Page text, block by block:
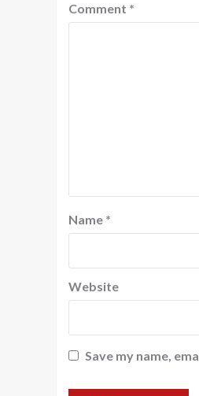
Comment *
Name *
Website
Save my name,